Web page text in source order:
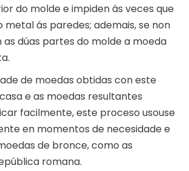
do molde e impiden ás veces que
metal ás paredes; ademais, se non
as dúas partes do molde a moeda
de moedas obtidas con este
e as moedas resultantes
facilmente, este proceso usouse
en momentos de necesidade e
de bronce, como as
romana.